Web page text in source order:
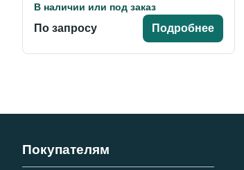
В наличии или под заказ
По запросу Подробнее
Покупателям